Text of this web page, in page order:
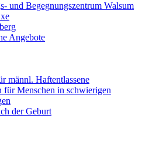
und Begegnungszentrum Walsum
Angebote
männl. Haftentlassene
für Menschen in schwierigen
der Geburt